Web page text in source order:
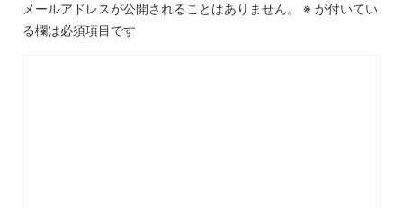
メールアドレスが公開されることはありません。 ※ が付いてい
る欄は必須項目です